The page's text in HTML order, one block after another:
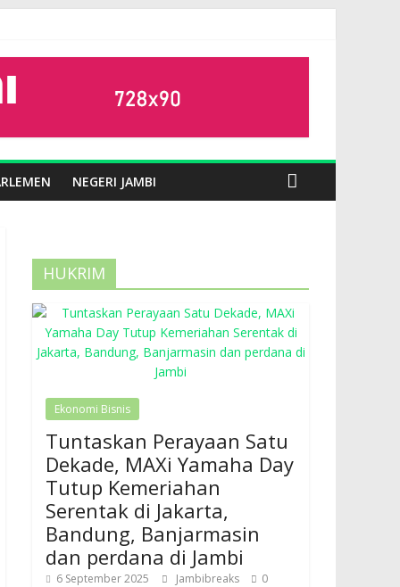
NEGERI JAMBI
HUKRIM
Ekonomi Bisnis
Tuntaskan Perayaan Satu
Dekade, MAXi Yamaha Day
Tutup Kemeriahan
Serentak di Jakarta,
Bandung, Banjarmasin
dan perdana di Jambi
6 September 2025 Jambibreaks 0